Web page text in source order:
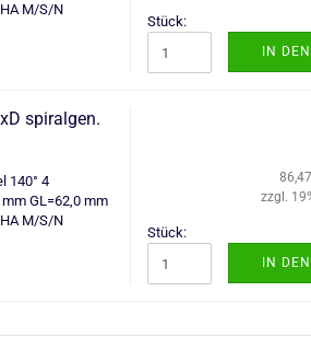
M/S/N
Stück:
IN
spiralgen.
140° 4
GL=62,0 mm
M/S/N
zzgl.
Stück:
IN